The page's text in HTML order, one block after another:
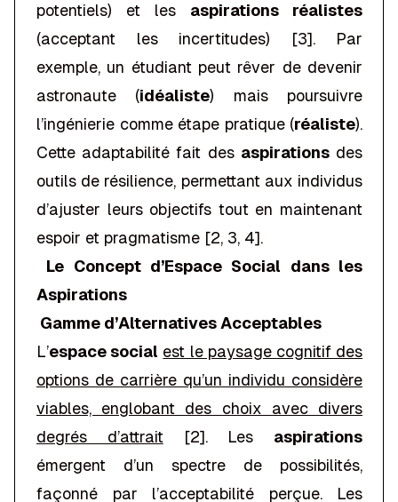
potentiels) et les aspirations réalistes
(acceptant les incertitudes) [3]. Par
exemple, un étudiant peut rêver de devenir
astronaute (idéaliste) mais poursuivre
l’ingénierie comme étape pratique (réaliste).
Cette adaptabilité fait des aspirationsdes
outils de résilience, permettant aux individus
d’ajuster leurs objectifs tout en maintenant
espoir et pragmatisme [2, 3, 4].
Le Concept d’Espace Social dans les
Aspirations
Gamme d’Alternatives Acceptables
L’espace social est le paysage cognitif des
options de carrière qu’un individu considère
viables, englobant des choix avec divers
degrés d’attrait[2]. Les aspirations
émergent d’un spectre de possibilités,
façonné par l’acceptabilité perçue. Les